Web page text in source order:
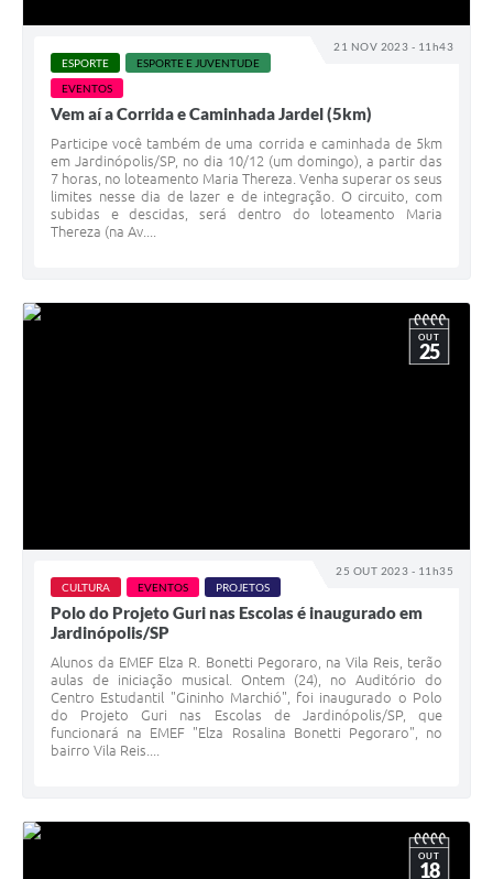
21 NOV 2023 - 11h43
ESPORTE
ESPORTE E JUVENTUDE
EVENTOS
Vem aí a Corrida e Caminhada Jardel (5km)
Participe você também de uma corrida e caminhada de 5km
em Jardinópolis/SP, no dia 10/12 (um domingo), a partir das
7 horas, no loteamento Maria Thereza. Venha superar os seus
limites nesse dia de lazer e de integração. O circuito, com
subidas e descidas, será dentro do loteamento Maria
Thereza (na Av....
25 OUT 2023 - 11h35
OUT
25
CULTURA EVENTOS PROJETOS
Polo do Projeto Guri nas Escolas é inaugurado em
Jardinópolis/SP
Alunos da EMEF Elza R. Bonetti Pegoraro, na Vila Reis, terão
aulas de iniciação musical. Ontem (24), no Auditório do
Centro Estudantil "Gininho Marchió", foi inaugurado o Polo
do Projeto Guri nas Escolas de Jardinópolis/SP, que
funcionará na EMEF "Elza Rosalina Bonetti Pegoraro", no
bairro Vila Reis....
OUT
18